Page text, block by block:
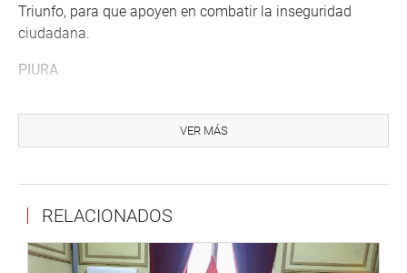
Triunfo, para que apoyen en combatir la inseguridad
ciudadana.
PIURA
malas condiciones en la que se encuentra la comisaria de
Sechura, donde exhortó al Gobierno central que destine el
VER MÁS
RELACIONADOS